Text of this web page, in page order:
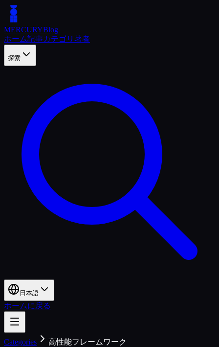
MERCURYBlog
ホーム記事カテゴリ 著者
探索
日本語
ホームに戻る
Categories 高性能フレームワーク